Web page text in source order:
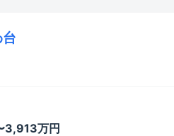
3,913万円